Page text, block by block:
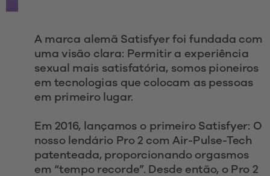
A marca alemã Satisfyer foi fundada com
uma visão clara: Permitir a experiência
sexual mais satisfatória, somos pioneiros
em tecnologias que colocam as pessoas
em primeiro lugar.
Em 2016, lançamos o primeiro Satisfyer: O
nosso lendário Pro 2 com Air-Pulse-Tech
patenteada, proporcionando orgasmos
em “tempo recorde”. Desde então, o Pro 2